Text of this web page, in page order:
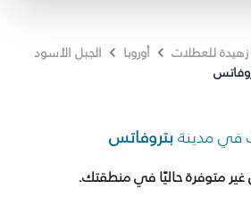
زهيدة للعطلات أوروبا
الجبل الأسود
في مدينة بتروفاتس
متوفرة حاليًا في منطقتك.